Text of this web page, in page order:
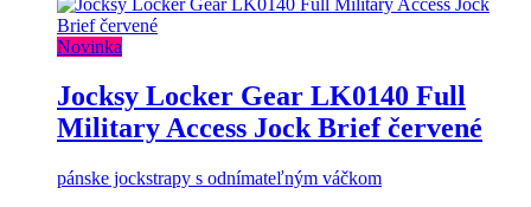
Novinka
Jocksy Locker Gear LK0140 Full
Military Access Jock Brief červené
pánske jockstrapy s odnímateľným váčkom